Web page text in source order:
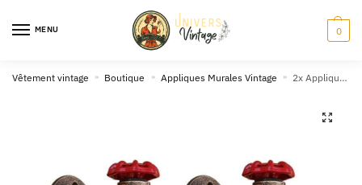
MENU 0
Vêtement vintage » Boutique » Appliques Murales Vintage » 2x Appliques Murales Industrielles Atelier
🔍